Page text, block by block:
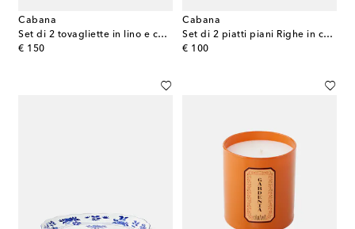
Cabana
Set di 2 tovagliette in lino e cotone
€ 150
original price
Cabana
Set di 2 piatti piani Righe in ceramica
€ 100
original price